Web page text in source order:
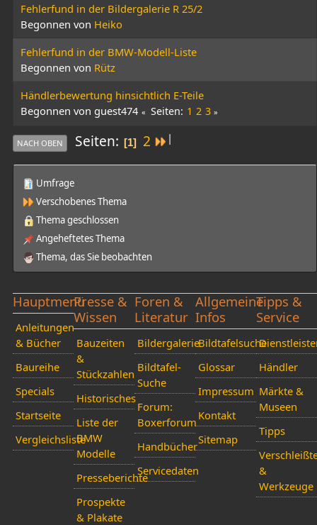
Fehlerfund in der Bildergalerie R 25/2
Begonnen von Heiko
Fehlerfund in der BMW-Modell-Liste
Begonnen von Rütz
Händlerbewertung hinsichtlich E-Teile
Begonnen von guest474
Seiten 1 2 3
|
NACH OBEN Seiten 1 2
Umfrage
Verschobenes Thema
Thema geschlossen
Angeheftetes Thema
Thema, das Sie beobachten
Hauptmenü
Anleitungen
& Bücher
Baureihe
Specials
Startseite
Vergleichsliste
Presse &
Wissen
Bauzeiten
&
Stückzahlen
Historisches
Liste der
BMW
Modelle
Presseberichte
Prospekte
& Plakate
Foren &
Literatur
Bildergalerie
Bildtafel-
Suche
Forum:
Boxerforum
Handbücher
Servicedaten
Allgemeine
Infos
Bildtafelsuche
Glossar
Impressum
Kontakt
Sitemap
Tipps &
Service
Händler
Märkte &
Museen
Tipps
&
Werkzeuge